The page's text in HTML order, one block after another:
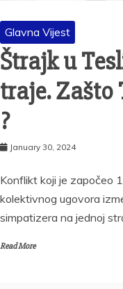
Glavna Vijest
Štrajk u
traje. Zašto
?
January 30, 2024
Konflikt koji je započeo
kolektivnog ugovora
simpatizera na jednoj
Read More